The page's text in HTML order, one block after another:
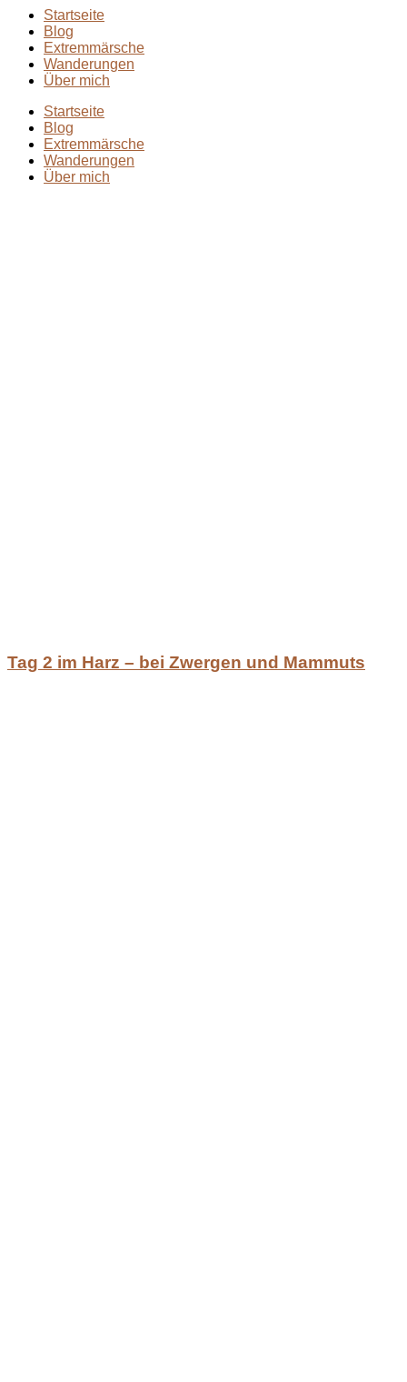
Startseite
Blog
Extremmärsche
Wanderungen
Über mich
Startseite
Blog
Extremmärsche
Wanderungen
Über mich
Tag 2 im Harz – bei Zwergen und Mammuts